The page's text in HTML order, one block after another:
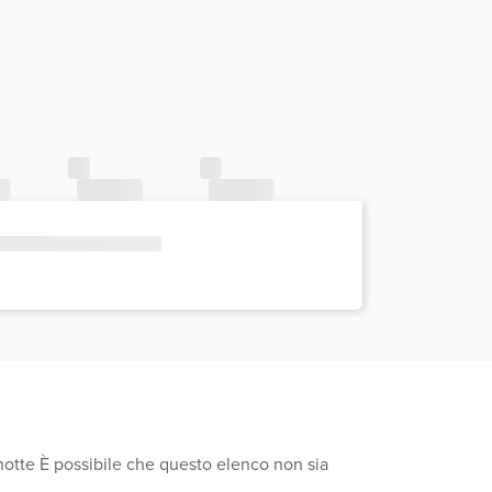
È possibile che questo elenco non sia